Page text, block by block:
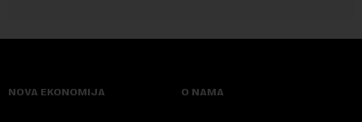
NOVA EKONOMIJA O NAMA